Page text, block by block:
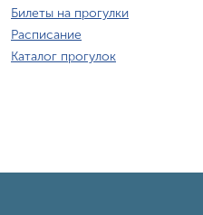
Билеты на прогулки
Расписание
Каталог прогулок